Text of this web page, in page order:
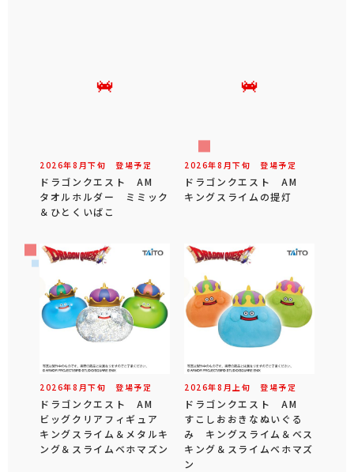
2026年8 月下旬 登場予定
ドラゴンクエスト AM
タオルホルダー ミミック
＆ひとくいばこ
2026年8 月下旬 登場予定
ドラゴンクエスト AM
キングスライムの提灯
2026年8 月下旬 登場予定
ドラゴンクエスト AM
ビッグクリアフィギュア
キングスライム＆メタルキ
ング＆スライムベホマズン
2026年8 月 上旬 登場予定
ドラゴンクエスト AM
すこしおおきなぬいぐる
み キングスライム＆ベス
キング＆スライムベホマズ
ン